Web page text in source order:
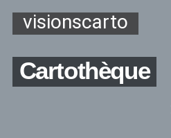
visionscarto
Cartothèque